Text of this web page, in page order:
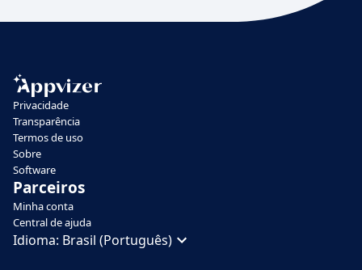
Privacidade
Transparência
Termos de uso
Sobre
Software
Parceiros
Minha conta
Central de ajuda
Idioma: Brasil (Português)